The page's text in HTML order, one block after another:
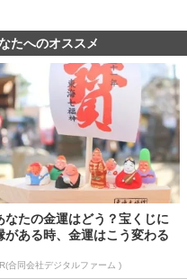
たへのオススメ
なたの金運はどう？宝くじに
がある時、金運はこう変わる
合同会社デジタルファーム )